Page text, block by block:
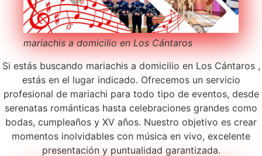
mariachis a domicilio en Los Cántaros
Si estás buscando mariachis a domicilio en Los Cántaros ,
estás en el lugar indicado. Ofrecemos un servicio
profesional de mariachi para todo tipo de eventos, desde
serenatas románticas hasta celebraciones grandes como
bodas, cumpleaños y XV años. Nuestro objetivo es crear
momentos inolvidables con música en vivo, excelente
presentación y puntualidad garantizada.